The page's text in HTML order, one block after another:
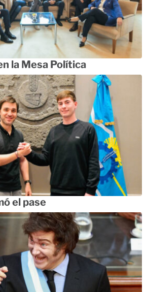
la Mesa Política
el pase